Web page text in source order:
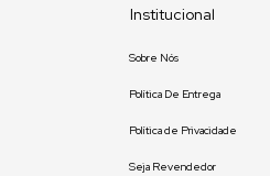
Institucional
Sobre Nós
Política De Entrega
Política de Privacidade
Seja Revendedor